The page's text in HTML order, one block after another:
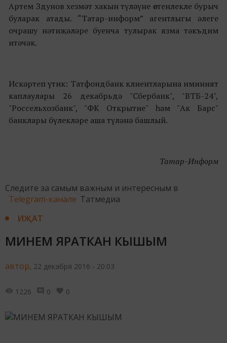
Артем Здунов хезмәт хакын түләүне өстенлекле бурыч
буларак атады. “Татар-информ” агентлыгы әлеге
очрашу нәтиҗәләре буенча тулырак язма тәкъдим
итәчәк.
Искәртеп үтик: Татфондбанк клиентларына иминият
каплаулары 26 декабрьдә "Сбербанк", "ВТБ-24",
"Россельхозбанк", "ФК Открытие" һәм "Ак Барс"
банклары бүлекләре аша түләнә башлый.
Татар-Информ
Следите за самым важным и интересным в
Telegram-канале Татмедиа
ИҖАТ
МИНЕМ ЯРАТКАН КЫШЫМ
автор, 22 декабря 2016 - 20:03
1226 0 0